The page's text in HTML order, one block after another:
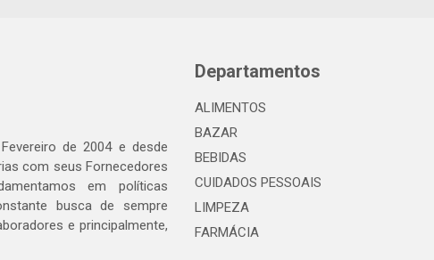
de 2004 e desde
com seus Fornecedores
em políticas
busca de sempre
e principalmente,
Departamentos
ALIMENTOS
BAZAR
BEBIDAS
CUIDADOS PESSOAIS
LIMPEZA
FARMÁCIA